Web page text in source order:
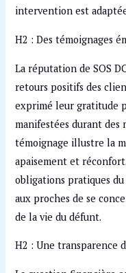
intervention est
H2 : Des témoignages
La réputation de SOS
retours positifs des
exprimé leur gratitude
manifestées durant des
témoignage illustre la
apaisement et
obligations pratiques
aux proches de se
de la vie du défunt.
H2 : Une transparence